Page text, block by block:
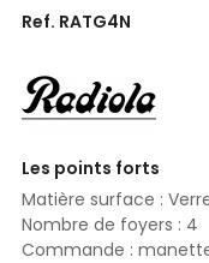
Ref. RATG4N
Les points forts
Matière surface :
Nombre de foyers : 4
Commande :